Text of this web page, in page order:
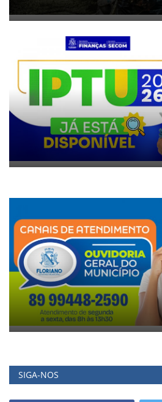
SIGA-NOS